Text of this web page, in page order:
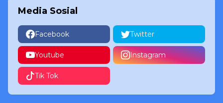
Media Sosial
Facebook Twitter
Youtube Instagram
Tik Tok